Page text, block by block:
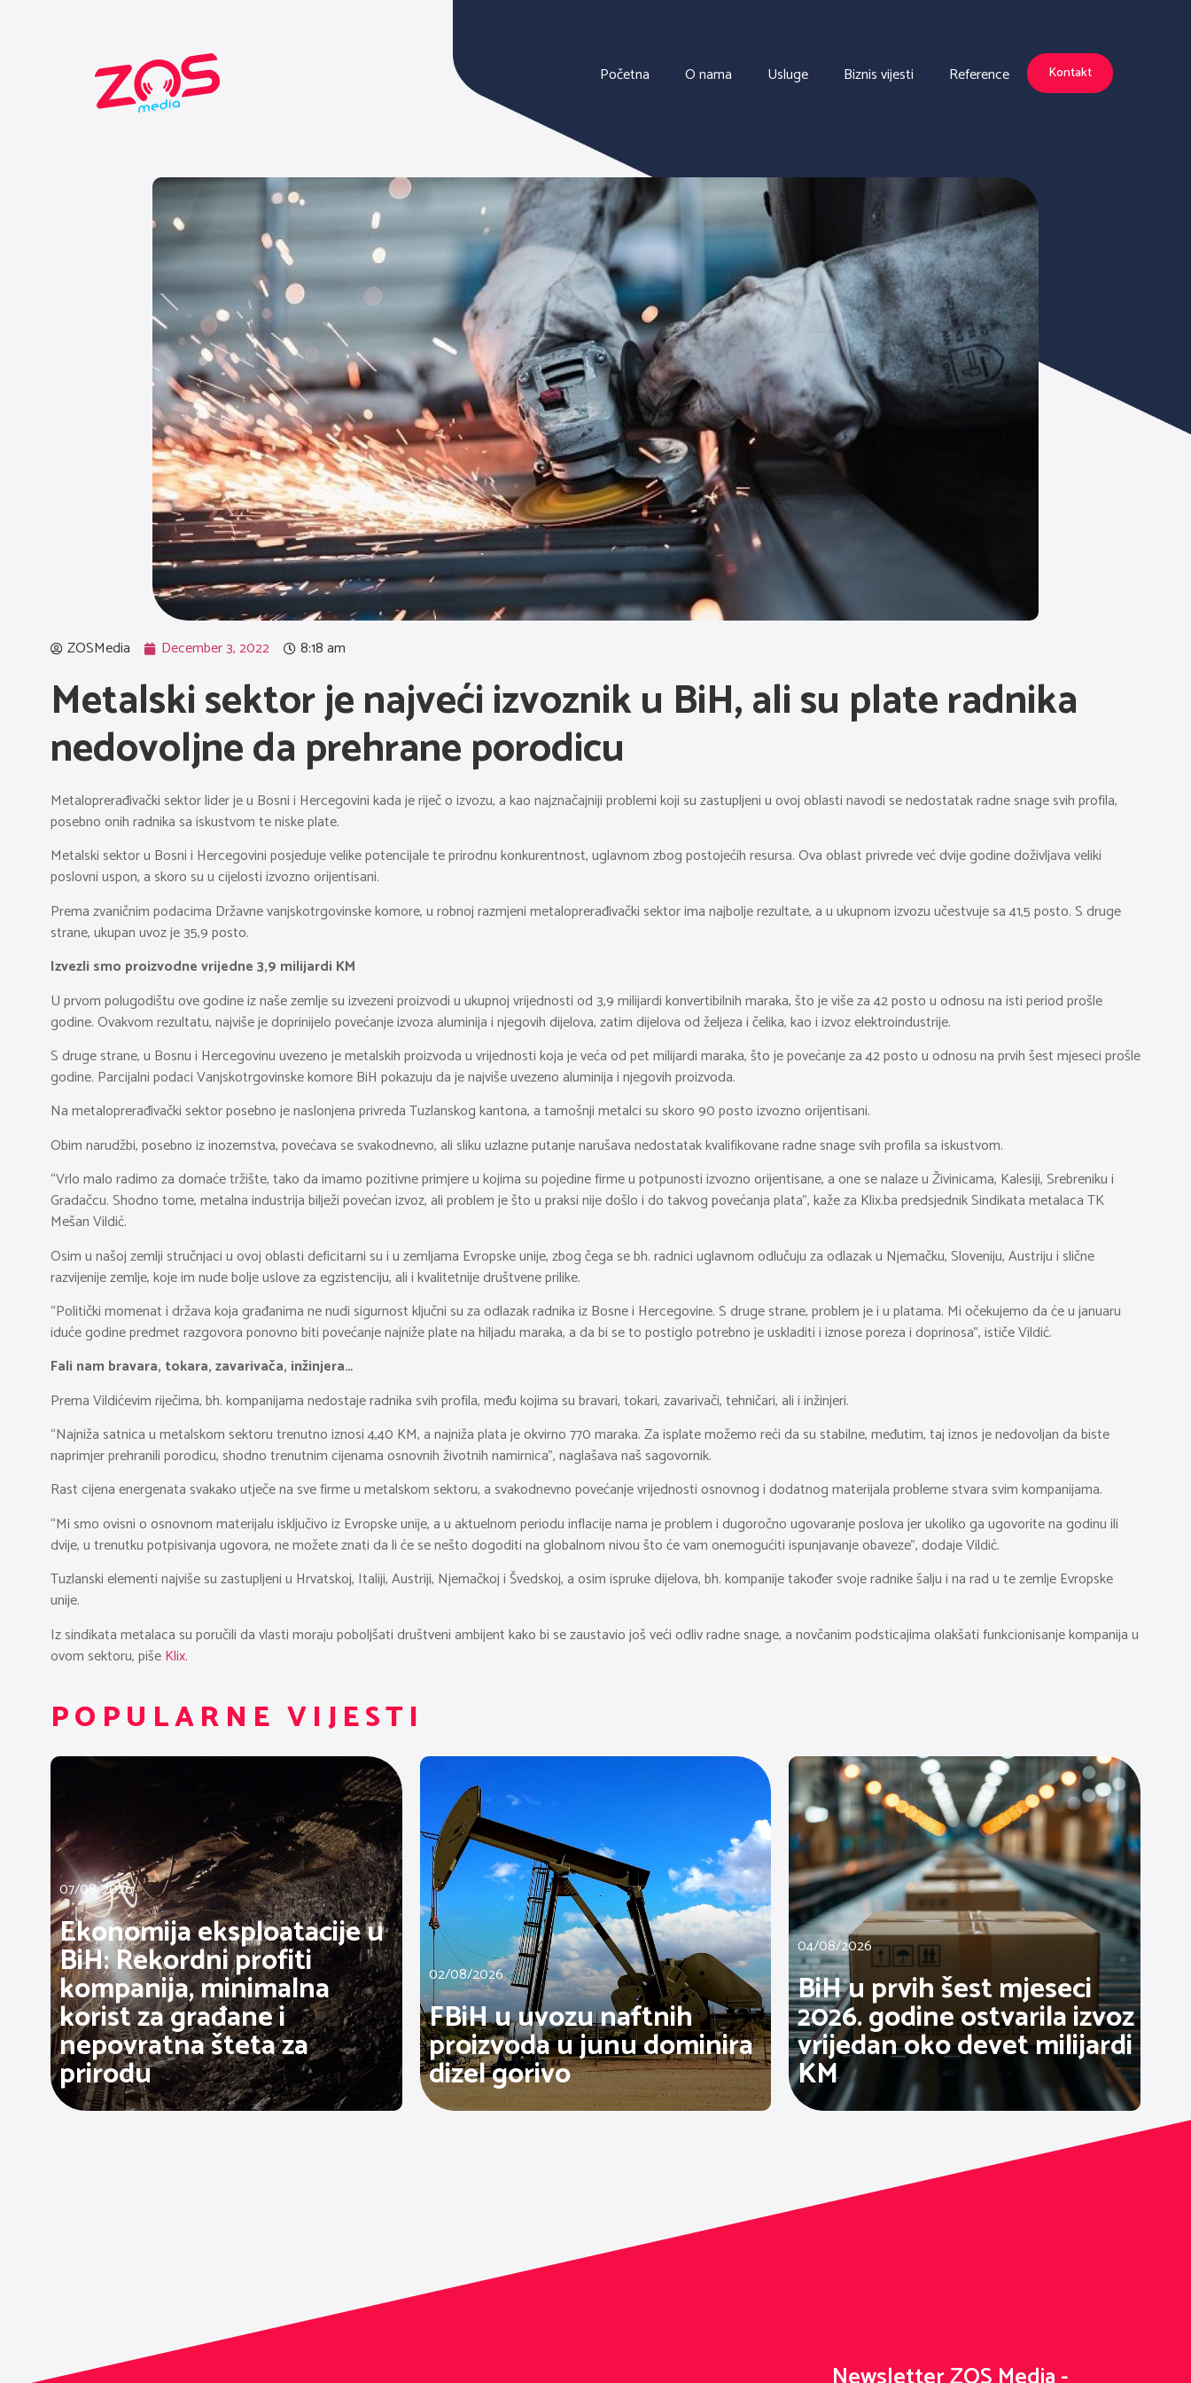
Početna O nama Usluge Biznis vijesti Reference Kontakt
ZOSMedia December 3, 2022 8:18 am
Metalski sektor je najveći izvoznik u BiH, ali su plate radnika
nedovoljne da prehrane porodicu
Metaloprerađivački sektor lider je u Bosni i Hercegovini kada je riječ o izvozu, a kao najznačajniji problemi koji su zastupljeni u ovoj oblasti navodi se nedostatak radne snage svih profila,
posebno onih radnika sa iskustvom te niske plate.
Metalski sektor u Bosni i Hercegovini posjeduje velike potencijale te prirodnu konkurentnost, uglavnom zbog postojećih resursa. Ova oblast privrede već dvije godine doživljava veliki
poslovni uspon, a skoro su u cijelosti izvozno orijentisani.
Prema zvaničnim podacima Državne vanjskotrgovinske komore, u robnoj razmjeni metaloprerađivački sektor ima najbolje rezultate, a u ukupnom izvozu učestvuje sa 41,5 posto. S druge
strane, ukupan uvoz je 35,9 posto.
Izvezli smo proizvodne vrijedne 3,9 milijardi KM
U prvom polugodištu ove godine iz naše zemlje su izvezeni proizvodi u ukupnoj vrijednosti od 3,9 milijardi konvertibilnih maraka, što je više za 42 posto u odnosu na isti period prošle
godine. Ovakvom rezultatu, najviše je doprinijelo povećanje izvoza aluminija i njegovih dijelova, zatim dijelova od željeza i čelika, kao i izvoz elektroindustrije.
S druge strane, u Bosnu i Hercegovinu uvezeno je metalskih proizvoda u vrijednosti koja je veća od pet milijardi maraka, što je povećanje za 42 posto u odnosu na prvih šest mjeseci prošle
godine. Parcijalni podaci Vanjskotrgovinske komore BiH pokazuju da je najviše uvezeno aluminija i njegovih proizvoda.
Na metaloprerađivački sektor posebno je naslonjena privreda Tuzlanskog kantona, a tamošnji metalci su skoro 90 posto izvozno orijentisani.
Obim narudžbi, posebno iz inozemstva, povećava se svakodnevno, ali sliku uzlazne putanje narušava nedostatak kvalifikovane radne snage svih profila sa iskustvom.
“Vrlo malo radimo za domaće tržište, tako da imamo pozitivne primjere u kojima su pojedine firme u potpunosti izvozno orijentisane, a one se nalaze u Živinicama, Kalesiji, Srebreniku i
Gradačcu. Shodno tome, metalna industrija bilježi povećan izvoz, ali problem je što u praksi nije došlo i do takvog povećanja plata”, kaže za Klix.ba predsjednik Sindikata metalaca TK
Mešan Vildić.
Osim u našoj zemlji stručnjaci u ovoj oblasti deficitarni su i u zemljama Evropske unije, zbog čega se bh. radnici uglavnom odlučuju za odlazak u Njemačku, Sloveniju, Austriju i slične
razvijenije zemlje, koje im nude bolje uslove za egzistenciju, ali i kvalitetnije društvene prilike.
“Politički momenat i država koja građanima ne nudi sigurnost ključni su za odlazak radnika iz Bosne i Hercegovine. S druge strane, problem je i u platama. Mi očekujemo da će u januaru
iduće godine predmet razgovora ponovno biti povećanje najniže plate na hiljadu maraka, a da bi se to postiglo potrebno je uskladiti i iznose poreza i doprinosa”, ističe Vildić.
Fali nam bravara, tokara, zavarivača, inžinjera…
Prema Vildićevim riječima, bh. kompanijama nedostaje radnika svih profila, među kojima su bravari, tokari, zavarivači, tehničari, ali i inžinjeri.
“Najniža satnica u metalskom sektoru trenutno iznosi 4,40 KM, a najniža plata je okvirno 770 maraka. Za isplate možemo reći da su stabilne, međutim, taj iznos je nedovoljan da biste
naprimjer prehranili porodicu, shodno trenutnim cijenama osnovnih životnih namirnica”, naglašava naš sagovornik.
Rast cijena energenata svakako utječe na sve firme u metalskom sektoru, a svakodnevno povećanje vrijednosti osnovnog i dodatnog materijala probleme stvara svim kompanijama.
“Mi smo ovisni o osnovnom materijalu isključivo iz Evropske unije, a u aktuelnom periodu inflacije nama je problem i dugoročno ugovaranje poslova jer ukoliko ga ugovorite na godinu ili
dvije, u trenutku potpisivanja ugovora, ne možete znati da li će se nešto dogoditi na globalnom nivou što će vam onemogućiti ispunjavanje obaveze”, dodaje Vildić.
Tuzlanski elementi najviše su zastupljeni u Hrvatskoj, Italiji, Austriji, Njemačkoj i Švedskoj, a osim ispruke dijelova, bh. kompanije također svoje radnike šalju i na rad u te zemlje Evropske
unije.
Iz sindikata metalaca su poručili da vlasti moraju poboljšati društveni ambijent kako bi se zaustavio još veći odliv radne snage, a novčanim podsticajima olakšati funkcionisanje kompanija u
ovom sektoru, pišeKlix.
POPULARNE VIJESTI
07/08/2026
Ekonomija eksploatacije u
BiH: Rekordni profiti
kompanija, minimalna
korist za građane i
nepovratna šteta za
prirodu
02/08/2026
FBiH u uvozu naftnih
proizvoda u junu dominira
dizel gorivo
04/08/2026
BiH u prvih šest mjeseci
2026. godine ostvarila izvoz
vrijedan oko devet milijardi
KM